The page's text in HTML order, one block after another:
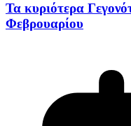
Τα κυριότερα
Φεβρουαρίου